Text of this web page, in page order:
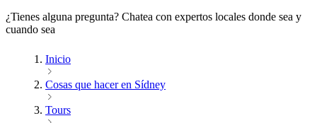
¿Tienes alguna pregunta? Chatea con expertos locales donde sea y
cuando sea
Inicio
Cosas que hacer en Sídney
Tours